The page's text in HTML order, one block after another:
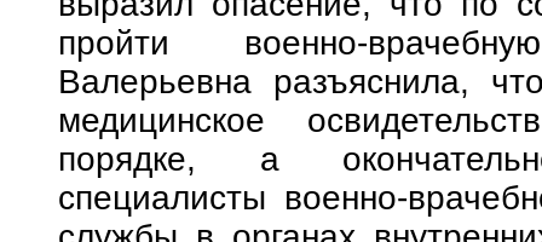
пройти военно-
Валерьевна разъяснила,
медицинское
порядке, а
специалисты военно-